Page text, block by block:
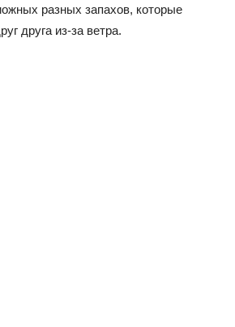
разных запахов, которые
друга из-за ветра.